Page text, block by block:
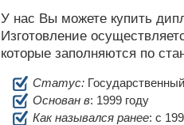
У нас Вы можете купить
Изготовление
которые заполняются по
Статус:
Основан в: 1999 году
Как назывался ранее: c